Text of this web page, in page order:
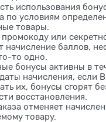
использования
по условиям
товары.
или
начисление баллов,
то одно.
бонусы активны в
начисления, если
их, бонусы сгорят
восстановления.
отменяет
товару.